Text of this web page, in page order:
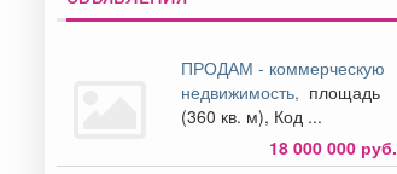
ПРОДАМ - коммерческую
недвижимость, площадь
(360 кв. м), Код ...
18 000 000 руб.